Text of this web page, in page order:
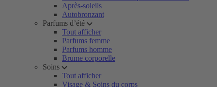
Après-soleils
Autobronzant
Parfums d’été
Tout afficher
Parfums femme
Parfums homme
Brume corporelle
Soins
Tout afficher
Visage & Soins du corps